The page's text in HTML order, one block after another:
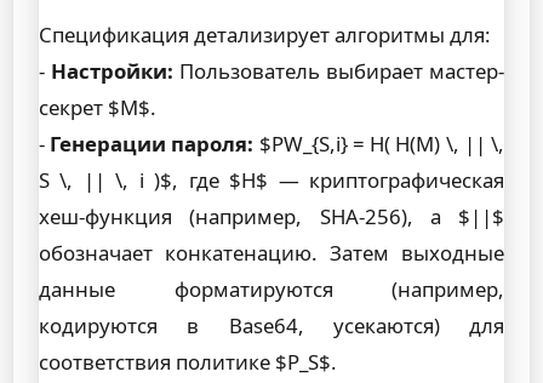
Спецификация детализирует алгоритмы для:
- Настройки: Пользователь выбирает мастер-
секрет $M$.
- Генерации пароля: $PW_{S,i} = H( H(M) \, || \,
S \, || \, i )$, где $H$ — криптографическая
хеш-функция (например, SHA-256), а $||$
обозначает конкатенацию. Затем выходные
данные форматируются (например,
кодируются в Base64, усекаются) для
соответствия политике $P_S$.